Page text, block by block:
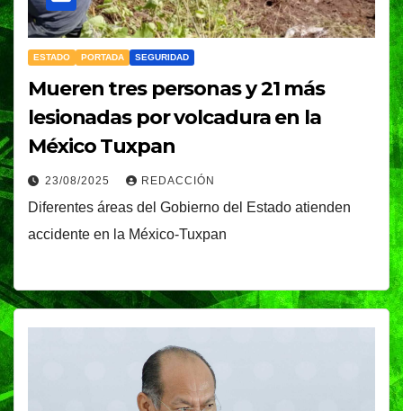
ESTADO PORTADA SEGURIDAD
Mueren tres personas y 21 más
lesionadas por volcadura en la
México Tuxpan
23/08/2025 REDACCIÓN
Diferentes áreas del Gobierno del Estado atienden
accidente en la México-Tuxpan